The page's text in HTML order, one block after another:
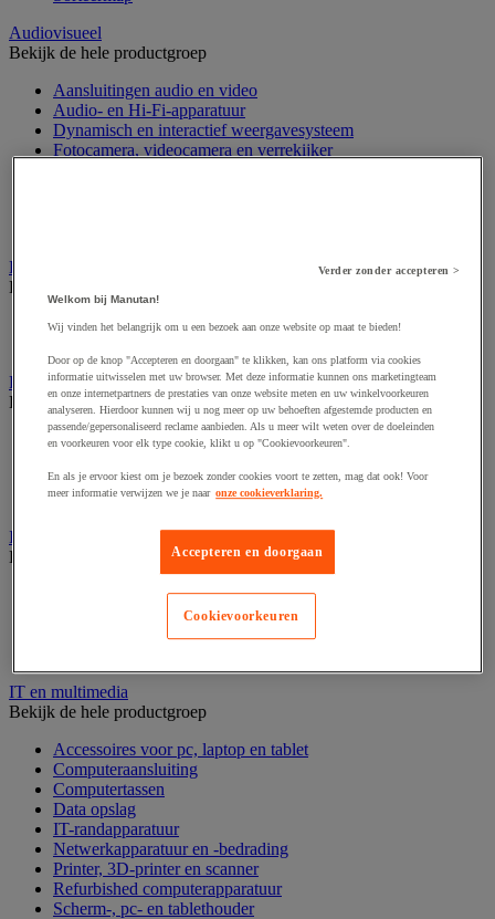
Audiovisueel
Bekijk de hele productgroep
Aansluitingen audio en video
Audio- en Hi-Fi-apparatuur
Dynamisch en interactief weergavesysteem
Fotocamera, videocamera en verrekijker
Bewegwijzering en aanduidingsborden
Bekijk de hele productgroep
Deurnaambord
Folderrek en -houder
Bekijk de hele productgroep
Folderrek
Tafel folderstandaard
Wandfolderhouder
Inname en beheer van geld
Bekijk de hele productgroep
Barcode scanner en accessoires
Biljettenteller/sorteerder en valsgelddetector
IT en multimedia
Bekijk de hele productgroep
Accessoires voor pc, laptop en tablet
Computeraansluiting
Computertassen
Data opslag
IT-randapparatuur
Netwerkapparatuur en -bedrading
Printer, 3D-printer en scanner
Refurbished computerapparatuur
Scherm-, pc- en tablethouder
Verder zonder accepteren >
Welkom bij Manutan!
Wij vinden het belangrijk om u een bezoek aan onze website op maat te bieden!
Door op de knop "Accepteren en doorgaan" te klikken, kan ons platform via cookies
informatie uitwisselen met uw browser. Met deze informatie kunnen ons marketingteam
en onze internetpartners de prestaties van onze website meten en uw winkelvoorkeuren
analyseren. Hierdoor kunnen wij u nog meer op uw behoeften afgestemde producten en
passende/gepersonaliseerd reclame aanbieden. Als u meer wilt weten over de doeleinden
en voorkeuren voor elk type cookie, klikt u op "Cookievoorkeuren".
En als je ervoor kiest om je bezoek zonder cookies voort te zetten, mag dat ook! Voor
meer informatie verwijzen we je naar onze cookieverklaring.
Accepteren en doorgaan
Cookievoorkeuren